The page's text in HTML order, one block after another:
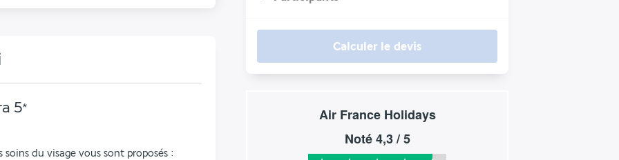
Calculer le devis
Air France Holidays
Noté4,3/ 5
5*
soins du visage vous sont proposés :